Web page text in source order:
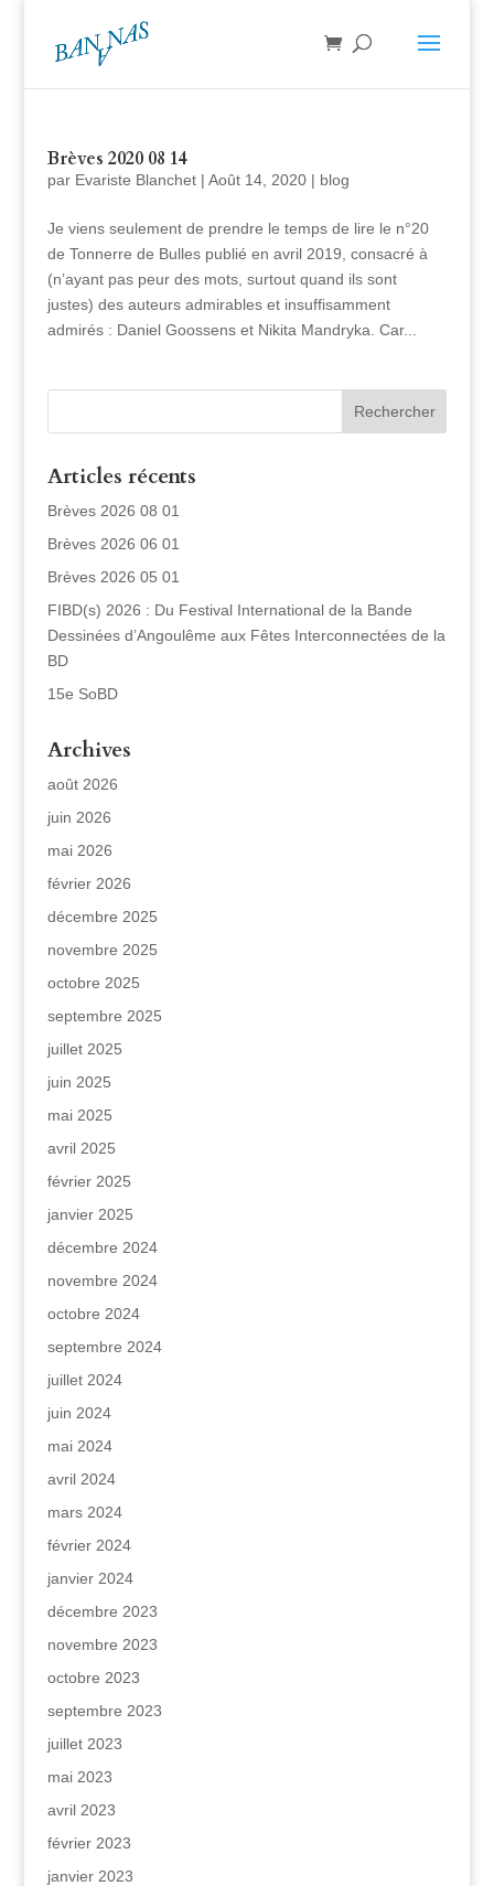
Brèves 2020 08 14
par Evariste Blanchet| Août 14, 2020| blog
Je viens seulement de prendre le temps de lire le n°20
de Tonnerre de Bulles publié en avril 2019, consacré à
(n’ayant pas peur des mots, surtout quand ils sont
justes) des auteurs admirables et insuffisamment
admirés : Daniel Goossens et Nikita Mandryka. Car...
Articles récents
Brèves 2026 08 01
Brèves 2026 06 01
Brèves 2026 05 01
FIBD(s) 2026 : Du Festival International de la Bande
Dessinées d’Angoulême aux Fêtes Interconnectées de la
BD
15e SoBD
Archives
août 2026
juin 2026
mai 2026
février 2026
décembre 2025
novembre 2025
octobre 2025
septembre 2025
juillet 2025
juin 2025
mai 2025
avril 2025
février 2025
janvier 2025
décembre 2024
novembre 2024
octobre 2024
septembre 2024
juillet 2024
juin 2024
mai 2024
avril 2024
mars 2024
février 2024
janvier 2024
décembre 2023
novembre 2023
octobre 2023
septembre 2023
juillet 2023
mai 2023
avril 2023
février 2023
janvier 2023